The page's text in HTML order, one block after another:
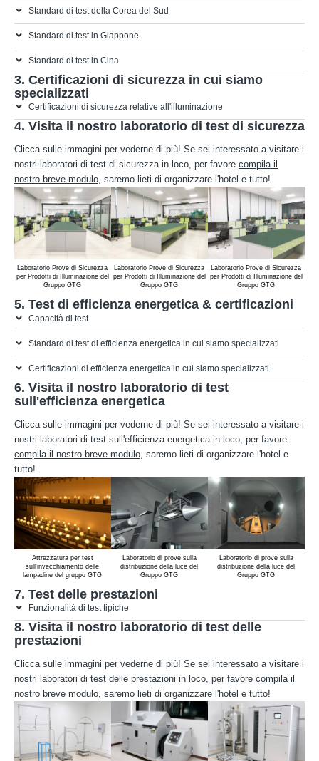
Standard di test della Corea del Sud
Standard di test in Giappone
Standard di test in Cina
3. Certificazioni di sicurezza in cui siamo
specializzati
Certificazioni di sicurezza relative all'illuminazione
4. Visita il nostro laboratorio di test di sicurezza
Clicca sulle immagini per vederne di più! Se sei interessato a visitare i
nostri laboratori di test di sicurezza in loco, per favore compila il
nostro breve modulo, saremo lieti di organizzare l'hotel e tutto!
Laboratorio Prove di Sicurezza
per Prodotti di Illuminazione del
Gruppo GTG
Laboratorio Prove di Sicurezza
per Prodotti di Illuminazione del
Gruppo GTG
Laboratorio Prove di Sicurezza
per Prodotti di Illuminazione del
Gruppo GTG
5. Test di efficienza energetica & certificazioni
Capacità di test
Standard di test di efficienza energetica in cui siamo specializzati
Certificazioni di efficienza energetica in cui siamo specializzati
6. Visita il nostro laboratorio di test
sull'efficienza energetica
Clicca sulle immagini per vederne di più! Se sei interessato a visitare i
nostri laboratori di test sull'efficienza energetica in loco, per favore
compila il nostro breve modulo , saremo lieti di organizzare l'hotel e
tutto!
Attrezzatura per test
sull'invecchiamento delle
lampadine del gruppo GTG
Laboratorio di prove sulla
distribuzione della luce del
Gruppo GTG
Laboratorio di prove sulla
distribuzione della luce del
Gruppo GTG
7. Test delle prestazioni
Funzionalità di test tipiche
8. Visita il nostro laboratorio di test delle
prestazioni
Clicca sulle immagini per vederne di più! Se sei interessato a visitare i
nostri laboratori di test delle prestazioni in loco, per favore compila il
nostro breve modulo, saremo lieti di organizzare l'hotel e tutto!